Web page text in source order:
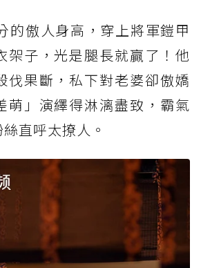
的傲人身高，穿上將軍鎧甲
架子，光是腿長就贏了！他
伐果斷，私下對老婆卻傲嬌
萌」演繹得淋漓盡致，霸氣
直呼太撩人。